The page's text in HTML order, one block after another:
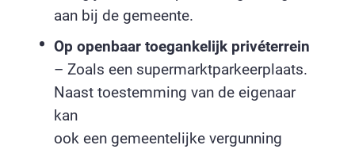
aan bij de gemeente.
Op openbaar toegankelijk privéterrein
– Zoals een supermarktparkeerplaats.
Naast toestemming van de eigenaar
kan
ook een gemeentelijke vergunning